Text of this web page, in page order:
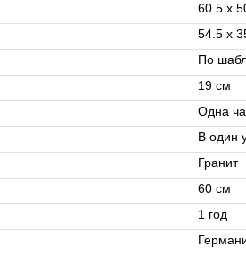
60.5 x
54.5 x
По
19 см
Одна
В один
Гранит
60 см
1 год